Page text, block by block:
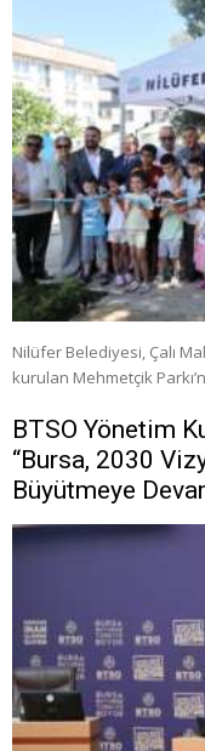
Nilüfer Belediyesi, Çalı
kurulan Mehmetçik
BTSO Yönetim
“Bursa, 2030
Büyütmeye